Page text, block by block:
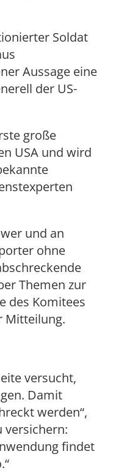
Soldat
Aussage eine
der US-
große
USA und wird
und an
ohne
Themen zur
des Komitees
Mitteilung.
versucht,
Damit
werden“,
versichern:
findet